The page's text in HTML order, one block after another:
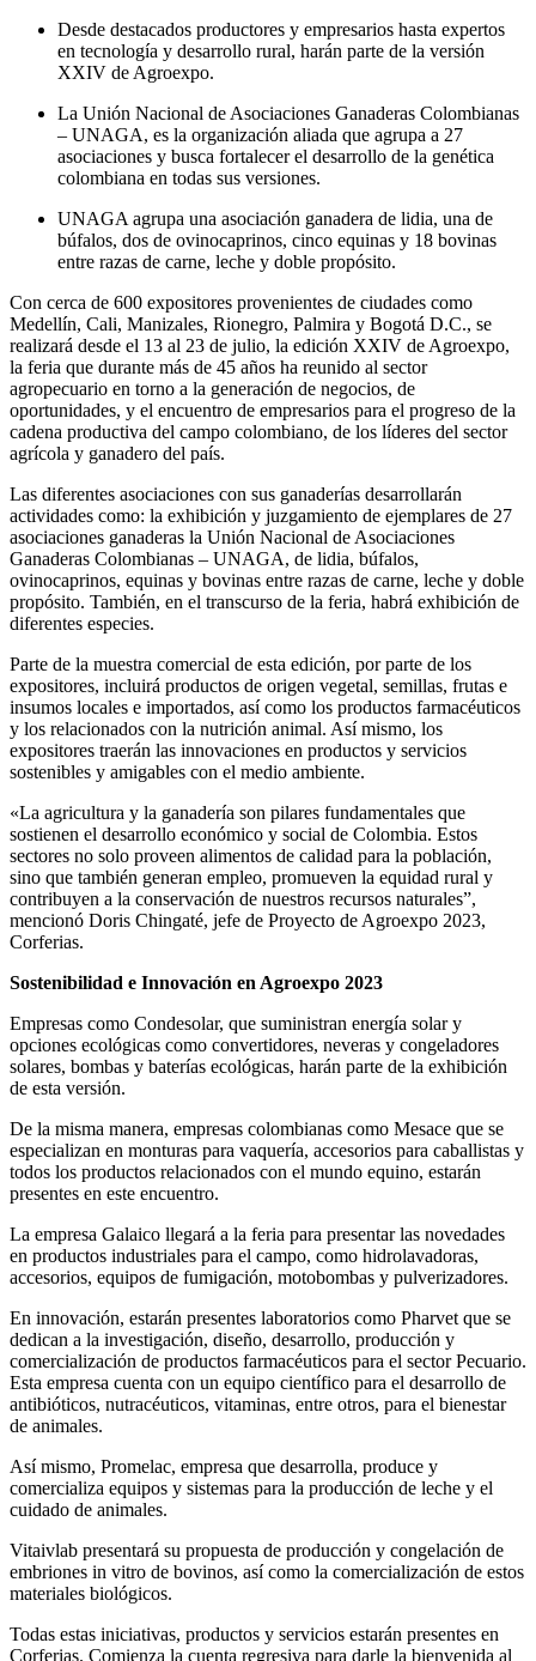
Desde destacados productores y empresarios hasta expertos
en tecnología y desarrollo rural, harán parte de la versión
XXIV de Agroexpo.
La Unión Nacional de Asociaciones Ganaderas Colombianas
– UNAGA, es la organización aliada que agrupa a 27
asociaciones y busca fortalecer el desarrollo de la genética
colombiana en todas sus versiones.
UNAGA agrupa una asociación ganadera de lidia, una de
búfalos, dos de ovinocaprinos, cinco equinas y 18 bovinas
entre razas de carne, leche y doble propósito.
Con cerca de 600 expositores provenientes de ciudades como
Medellín, Cali, Manizales, Rionegro, Palmira y Bogotá D.C., se
realizará desde el 13 al 23 de julio, la edición XXIV de Agroexpo,
la feria que durante más de 45 años ha reunido al sector
agropecuario en torno a la generación de negocios, de
oportunidades, y el encuentro de empresarios para el progreso de la
cadena productiva del campo colombiano, de los líderes del sector
agrícola y ganadero del país.
Las diferentes asociaciones con sus ganaderías desarrollarán
actividades como: la exhibición y juzgamiento de ejemplares de 27
asociaciones ganaderas la Unión Nacional de Asociaciones
Ganaderas Colombianas – UNAGA, de lidia, búfalos,
ovinocaprinos, equinas y bovinas entre razas de carne, leche y doble
propósito. También, en el transcurso de la feria, habrá exhibición de
diferentes especies.
Parte de la muestra comercial de esta edición, por parte de los
expositores, incluirá productos de origen vegetal, semillas, frutas e
insumos locales e importados, así como los productos farmacéuticos
y los relacionados con la nutrición animal. Así mismo, los
expositores traerán las innovaciones en productos y servicios
sostenibles y amigables con el medio ambiente.
«La agricultura y la ganadería son pilares fundamentales que
sostienen el desarrollo económico y social de Colombia. Estos
sectores no solo proveen alimentos de calidad para la población,
sino que también generan empleo, promueven la equidad rural y
contribuyen a la conservación de nuestros recursos naturales”,
mencionó Doris Chingaté, jefe de Proyecto de Agroexpo 2023,
Corferias.
Sostenibilidad e Innovación en Agroexpo 2023
Empresas como Condesolar, que suministran energía solar y
opciones ecológicas como convertidores, neveras y congeladores
solares, bombas y baterías ecológicas, harán parte de la exhibición
de esta versión.
De la misma manera, empresas colombianas como Mesace que se
especializan en monturas para vaquería, accesorios para caballistas y
todos los productos relacionados con el mundo equino, estarán
presentes en este encuentro.
La empresa Galaico llegará a la feria para presentar las novedades
en productos industriales para el campo, como hidrolavadoras,
accesorios, equipos de fumigación, motobombas y pulverizadores.
En innovación, estarán presentes laboratorios como Pharvet que se
dedican a la investigación, diseño, desarrollo, producción y
comercialización de productos farmacéuticos para el sector Pecuario.
Esta empresa cuenta con un equipo científico para el desarrollo de
antibióticos, nutracéuticos, vitaminas, entre otros, para el bienestar
de animales.
Así mismo, Promelac, empresa que desarrolla, produce y
comercializa equipos y sistemas para la producción de leche y el
cuidado de animales.
Vitaivlab presentará su propuesta de producción y congelación de
embriones in vitro de bovinos, así como la comercialización de estos
materiales biológicos.
Todas estas iniciativas, productos y servicios estarán presentes en
Corferias. Comienza la cuenta regresiva para darle la bienvenida al